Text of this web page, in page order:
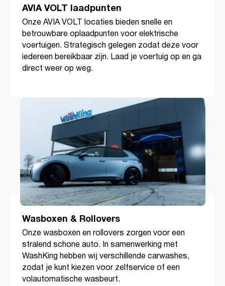
AVIA VOLT laadpunten
Onze AVIA VOLT locaties bieden snelle en
betrouwbare oplaadpunten voor elektrische
voertuigen. Strategisch gelegen zodat deze voor
iedereen bereikbaar zijn. Laad je voertuig op en ga
direct weer op weg.
Wasboxen & Rollovers
Onze wasboxen en rollovers zorgen voor een
stralend schone auto. In samenwerking met
WashKing hebben wij verschillende carwashes,
zodat je kunt kiezen voor zelfservice of een
volautomatische wasbeurt.